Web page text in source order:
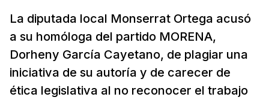
La diputada local Monserrat Ortega acusó
a su homóloga del partido MORENA,
Dorheny García Cayetano, de plagiar una
iniciativa de su autoría y de carecer de
ética legislativa al no reconocer el trabajo